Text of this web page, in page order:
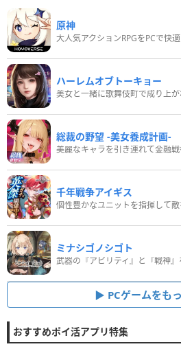
原神
大人気アクションRPGをPCで快適
ハーレムオブトーキョー
美女と一緒に歌舞伎町で成り上が
総裁の野望 -美女養成計画-
美麗なキャラを引き連れて金融戦
千年戦争アイギス
個性豊かなユニットを指揮して敵
ミナシゴノシゴト
PCゲームをも
おすすめポイ活アプリ特集